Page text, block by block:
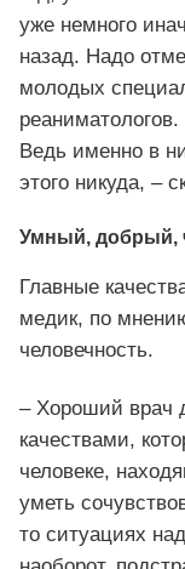
уже немного
назад. Надо
молодых
Ведь именно в
этого никуда, –
Умный, добрый,
Главные
медик, по
человечность.
– Хороший врач
качествами,
человеке,
уметь
то ситуациях